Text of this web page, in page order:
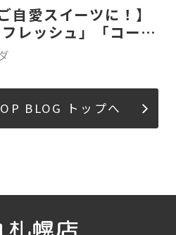
愛スイーツに！】
レッシュ」「コーヒ
100%ハワイコナ」
マ」のご案内
BLOG トップへ